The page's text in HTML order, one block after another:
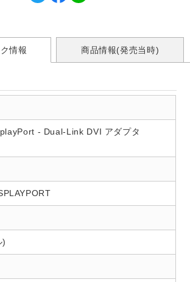
情報 商品情報(発売当時)
- Dual-Link DVI アダプタ
)